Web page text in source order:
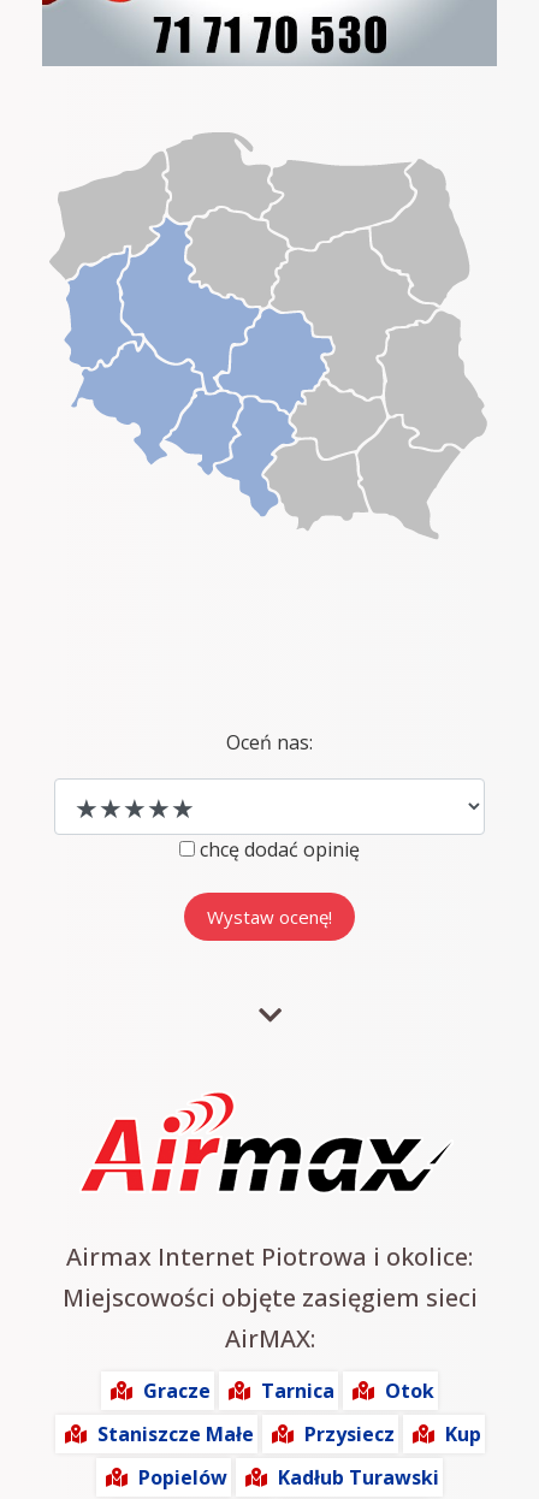
Oceń nas:
chcę dodać opinię
Airmax Internet Piotrowa i okolice:
Miejscowości objęte zasięgiem sieci
AirMAX:
Gracze Tarnica
Otok
Staniszcze Małe
Przysiecz
Kup
Popielów
Kadłub Turawski